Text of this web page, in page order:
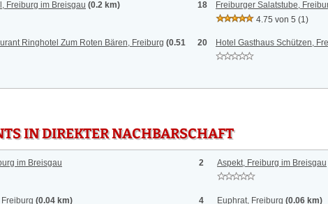
Freiburg im Breisgau (0.2 km) 18 Freiburger Salatstube,
4.75 von 5 (1)
Ringhotel Zum Roten Bären, Freiburg (0.51
20 Hotel Gasthaus Schützen,
IN DIREKTER NACHBARSCHAFT
im Breisgau 2 Aspekt, Freiburg im Breisgau
(0.04 km) 4 Euphrat, Freiburg (0.06 km)